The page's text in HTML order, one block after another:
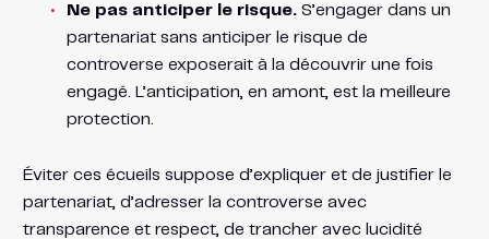
Ne pas anticiper le risque.S’engager dans un
partenariat sans anticiper le risque de
controverse exposerait à la découvrir une fois
engagé. L’anticipation, en amont, est la meilleure
protection.
Éviter ces écueils suppose d’expliquer et de justifier le
partenariat, d’adresser la controverse avec
transparence et respect, de trancher avec lucidité